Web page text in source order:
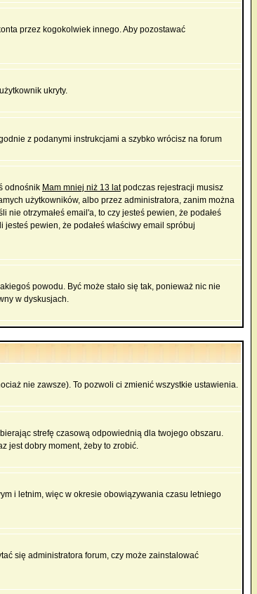
przez kogokolwiek innego. Aby pozostawać
ukryty.
z podanymi instrukcjami a szybko wrócisz na forum
odnośnik Mam mniej niż 13 latpodczas rejestracji musisz
użytkowników, albo przez administratora, zanim można
otrzymałeś email'a, to czy jesteś pewien, że podałeś
pewien, że podałeś właściwy email spróbuj
powodu. Być może stało się tak, ponieważ nic nie
w dyskusjach.
nie zawsze). To pozwoli ci zmienić wszystkie ustawienia.
strefę czasową odpowiednią dla twojego obszaru.
jest dobry moment, żeby to zrobić.
i letnim, więc w okresie obowiązywania czasu letniego
się administratora forum, czy może zainstalować